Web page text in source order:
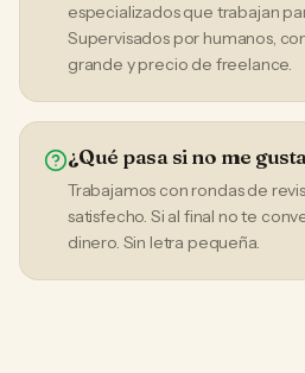
especializados que trabajan
Supervisados por humanos,
grande y precio de freelance.
¿Qué pasa si no me
Trabajamos con rondas de
satisfecho. Si al final no te
dinero. Sin letra pequeña.